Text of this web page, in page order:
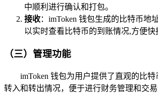
中顺利进行确认和打包。
接收：imToken 钱包生成的比特币
以实时查看比特币的到账情况,方便快
（三）管理功能
imToken 钱包为用户提供了直观的比
转入和转出情况，便于进行财务管理和交